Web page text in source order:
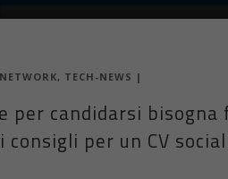
, TECH-NEWS |
candidarsi bisogna
per un CV social